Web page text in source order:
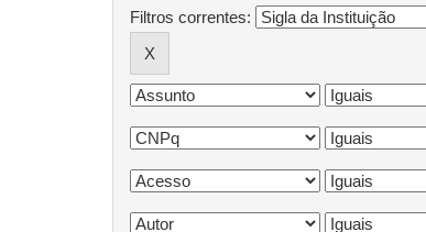
Filtros correntes: